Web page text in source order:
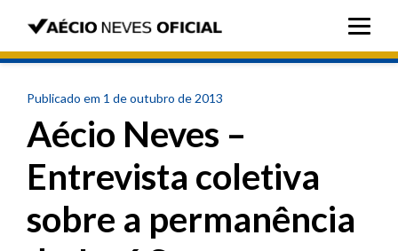
Publicado em 1 de outubro de 2013
Aécio Neves –
Entrevista coletiva
sobre a permanência